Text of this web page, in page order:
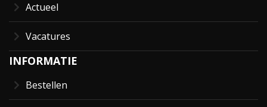
Actueel
Vacatures
INFORMATIE
Bestellen